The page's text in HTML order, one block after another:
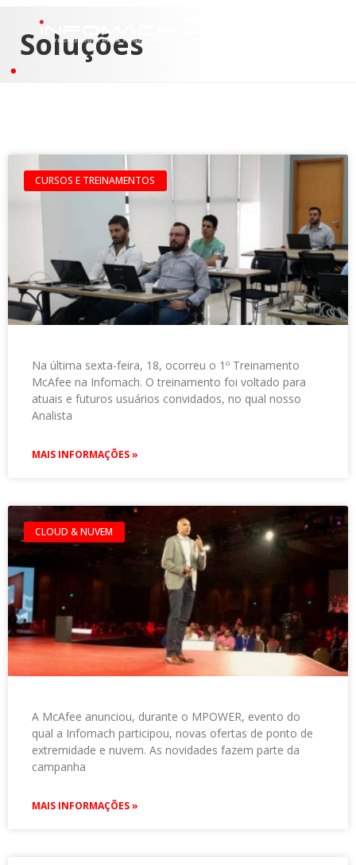
Soluções
CURSOS E TREINAMENTOS
Na última sexta-feira, 18, ocorreu o 1º Treinamento
McAfee na Infomach. O treinamento foi voltado para
atuais e futuros usuários convidados, no qual nosso
Analista
MAIS INFORMAÇÕES »
CLOUD & NUVEM
A McAfee anunciou, durante o MPOWER, evento do
qual a Infomach participou, novas ofertas de ponto de
extremidade e nuvem. As novidades fazem parte da
campanha
MAIS INFORMAÇÕES »